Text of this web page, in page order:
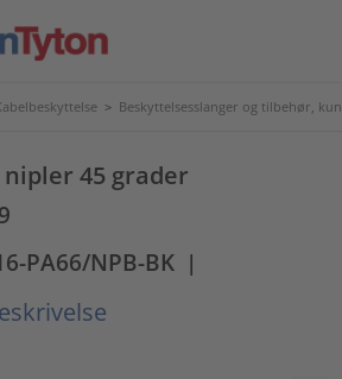
> Beskyttelsesslanger og tilbehør,
45 grader
PA66/NPB-BK |